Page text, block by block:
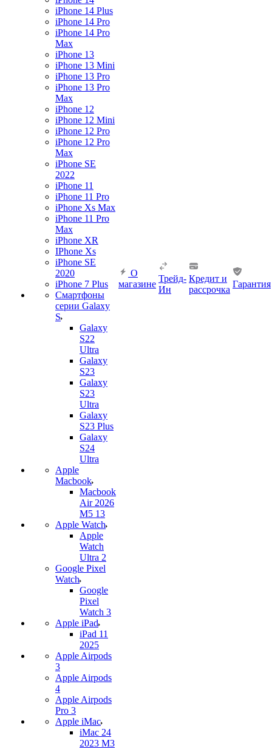
iPhone 14 Plus
iPhone 14 Pro
iPhone 14 Pro
Max
iPhone 13
iPhone 13 Mini
iPhone 13 Pro
iPhone 13 Pro
Max
iPhone 12
iPhone 12 Mini
iPhone 12 Pro
iPhone 12 Pro
Max
iPhone SE
2022
iPhone 11
iPhone 11 Pro
iPhone Xs Max
iPhone 11 Pro
Max
iPhone XR
IPhone Xs
iPhone SE
2020
iPhone 7 Plus
Смартфоны
серии Galaxy
S
Galaxy
S22
Ultra
Galaxy
S23
Galaxy
S23
Ultra
Galaxy
S23 Plus
Galaxy
S24
Ultra
Apple
Macbook
Macbook
Air 2026
M5 13
Apple Watch
Apple
Watch
Ultra 2
Google Pixel
Watch
Google
Pixel
Watch 3
Apple iPad
iPad 11
2025
Apple Airpods
3
Apple Airpods
4
Apple Airpods
Pro 3
Apple iMac
iMac 24
2023 M3
О
магазине
Трейд-
Ин
Кредит и
рассрочка
Гарантия